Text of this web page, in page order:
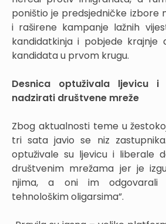
poništio je predsjedničke izbore
i raširene kampanje lažnih
kandidatkinja i pobjede krajnje
kandidata u prvom krugu.
Desnica optuživala ljevicu
nadzirati društvene mreže
Zbog aktualnosti teme u
tri sata javio se niz
optuživale su ljevicu i liberale
društvenim mrežama jer je
njima, a oni im odgovarali
tehnološkim oligarsima”.